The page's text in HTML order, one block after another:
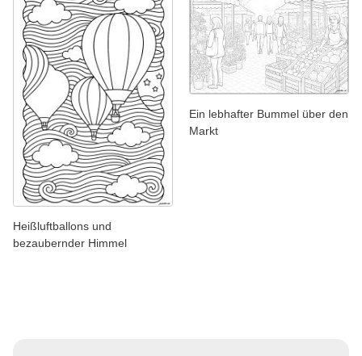
Heißluftballons und
bezaubernder Himmel
Ein lebhafter Bummel über den
Markt